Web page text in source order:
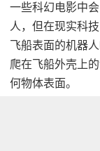
一些科幻电影中
人，但在现实科
飞船表面的机器
爬在飞船外壳上
何物体表面。